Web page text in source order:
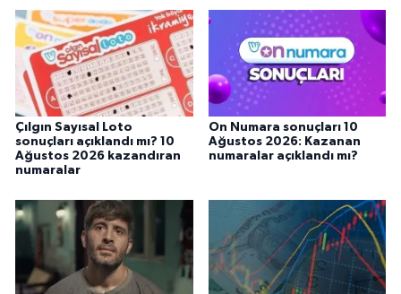
Çılgın Sayısal Loto
sonuçları açıklandı mı? 10
Ağustos 2026 kazandıran
numaralar
On Numara sonuçları 10
Ağustos 2026: Kazanan
numaralar açıklandı mı?